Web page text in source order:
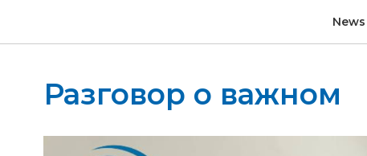
News
Разговор о важном